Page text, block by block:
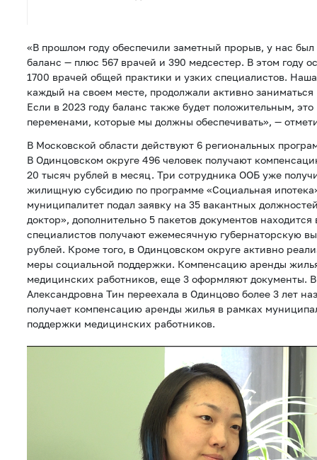
«В прошлом году обеспечили заметный прорыв, у нас
баланс — плюс 567 врачей и 390 медсестер. В этом году
1700 врачей общей практики и узких специалистов.
каждый на своем месте, продолжали активно
Если в 2023 году баланс также будет положительным,
переменами, которые мы должны обеспечивать», —
В Московской области действуют 6 региональных
В Одинцовском округе 496 человек получают
20 тысяч рублей в месяц. Три сотрудника ООБ уже
жилищную субсидию по программе «Социальная
муниципалитет подал заявку на 35 вакантных
доктор», дополнительно 5 пакетов документов находится
специалистов получают ежемесячную губернаторскую
рублей. Кроме того, в Одинцовском округе активно
меры социальной поддержки. Компенсацию аренды
медицинских работников, еще 3 оформляют документы.
Александровна Тин переехала в Одинцово более 3 лет
получает компенсацию аренды жилья в рамках
поддержки медицинских работников.